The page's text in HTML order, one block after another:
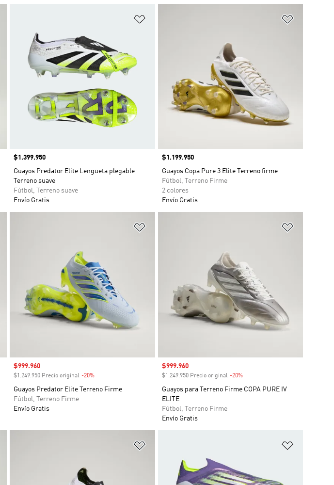
Precio
$1.399.950
Guayos Predator Elite Lengüeta plegable
Terreno suave
Fútbol, Terreno suave
Envío Gratis
Precio
$1.199.950
Guayos Copa Pure 3 Elite Terreno firme
Fútbol, Terreno Firme
2 colores
Envío Gratis
Precio de venta
$999.960
$1.249.950 Precio original -20%
Guayos Predator Elite Terreno Firme
Fútbol, Terreno Firme
Envío Gratis
Precio de venta
$999.960
$1.249.950 Precio original -20%Descuento
Guayos para Terreno Firme COPA PURE IV
ELITE
Fútbol, Terreno Firme
Envío Gratis